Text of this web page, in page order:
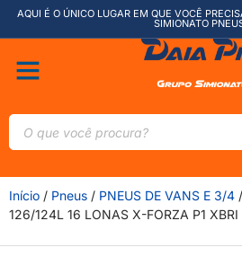
AQUI É O ÚNICO LUGAR EM QUE VOCÊ
SIMIONATO
Início / Pneus / PNEUS DE VANS E 3/4
126/124L 16 LONAS X-FORZA P1 XBRI